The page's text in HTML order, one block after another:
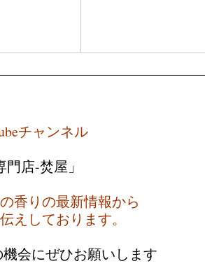
チャンネル
店-焚屋」
香りの最新情報から
えしております。
会にぜひお願いします